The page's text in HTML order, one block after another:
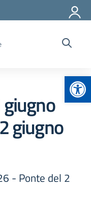
giugno
- Ponte del 2